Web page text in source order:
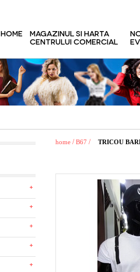
HOME
MAGAZINUL SI HARTA
CENTRULUI COMERCIAL
home / B67 / TRICOU